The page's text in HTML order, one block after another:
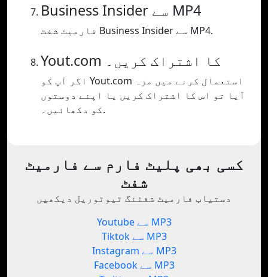
Business Insider سے MP4
فارمیٹ شفٹ Business Insider سے MP4.
Yout.com کا اشتراک کریں۔
اگر آپ کو Yout.com استعمال کرنے میں مزہ
آیا تو اس کا اشتراک کریں یا اپنے دوستوں
کو دکھائیں۔.
کسی بھی پلیٹ فارم سے فارمیٹ
شفٹ
دستیاب فارمیٹ شفٹنگ ٹیوٹوریل دیکھیں
Youtube سے MP3
Tiktok سے MP3
Instagram سے MP3
Facebook سے MP3